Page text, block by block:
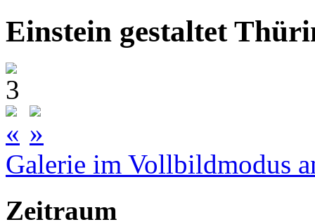
Einstein gestaltet
Galerie im Vollbildmodus
Zeitraum